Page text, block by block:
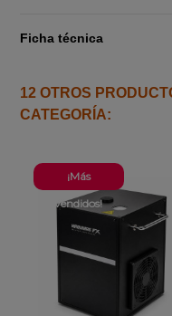
Ficha técnica
12 OTROS
CATEGORÍA:
¡Más
vendidos!